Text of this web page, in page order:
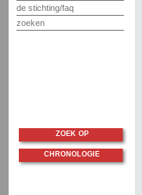
de stichting/faq
zoeken
ZOEK OP
CHRONOLOGIE